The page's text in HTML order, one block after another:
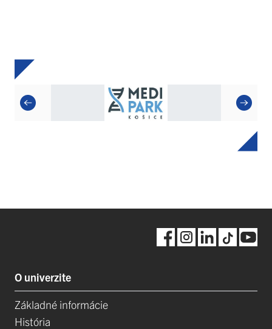
O univerzite
Základné informácie
História